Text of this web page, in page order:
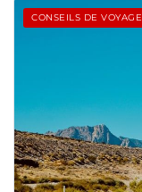
CONSEILS DE VOYAGE